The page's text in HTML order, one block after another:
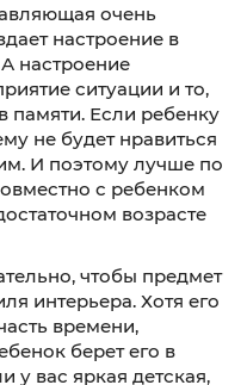
очень
настроение в
настроение
ситуации и то,
памяти. Если ребенку
не будет нравиться
И поэтому лучше по
с ребенком
возрасте
чтобы предмет
интерьера. Хотя его
времени,
берет его в
у вас яркая детская,